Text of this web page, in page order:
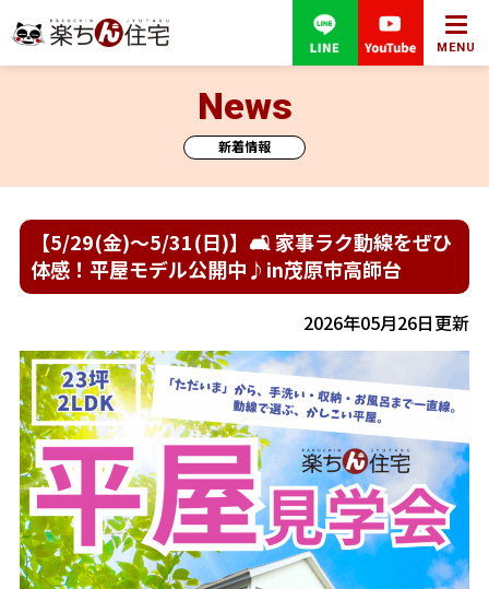
MENU
新着情報
News
【5/29(金)～5/31(日)】🛋 家事ラク動線をぜひ
体感！平屋モデル公開中♪in茂原市高師台
2026年05月26日更新